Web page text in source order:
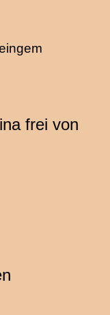
frei von